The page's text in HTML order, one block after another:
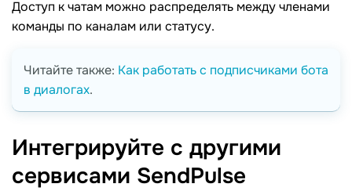
Доступ к чатам можно распределять между членами
команды по каналам или статусу.
Читайте также: Как работать с подписчиками бота
в диалогах.
Интегрируйте с другими
сервисами SendPulse